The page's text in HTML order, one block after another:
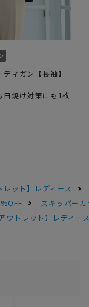
ディガン【長袖】
日焼け対策にも1枚
レット】レディース
スキッパー
アウトレット】レディー